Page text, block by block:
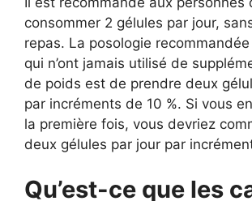
consommer 2 gélules par jour,
repas. La posologie
qui n’ont jamais utilisé de
de poids est de prendre deux
par incréments de 10 %. Si vous
la première fois, vous devriez
deux gélules par jour par
Qu’est-ce que les